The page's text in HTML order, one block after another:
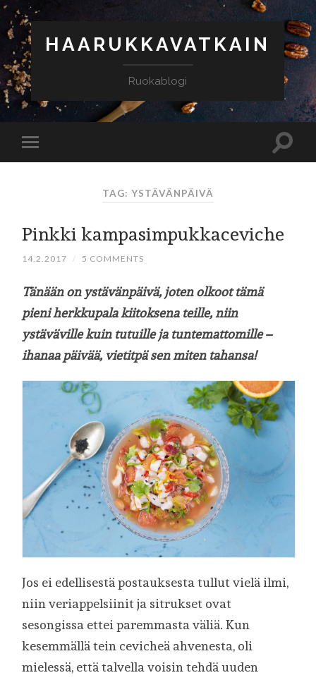
HAARUKKAVATKAIN
Ruokablogi
TAG: YSTÄVÄNPÄIVÄ
Pinkki kampasimpukkaceviche
14.2.2017 / 5 COMMENTS
Tänään on ystävänpäivä, joten olkoot tämä
pieni herkkupala kiitoksena teille, niin
ystäväville kuin tutuille ja tuntemattomille –
ihanaa päivää, vietitpä sen miten tahansa!
Jos ei edellisestä postauksesta tullut vielä ilmi,
niin veriappelsiinit ja sitrukset ovat
sesongissa ettei paremmasta väliä. Kun
kesemmällä tein cevicheä ahvenesta, oli
mielessä, että talvella voisin tehdä uuden